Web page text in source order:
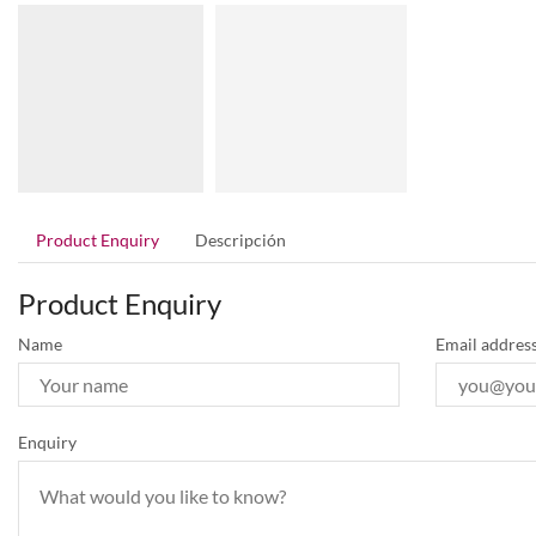
Product Enquiry Descripción
Product Enquiry
Name Email
Enquiry